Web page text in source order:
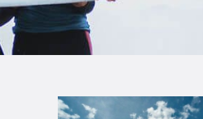
TIENDA FAMILY
WEBCAM SALINAS
PEDIDOS